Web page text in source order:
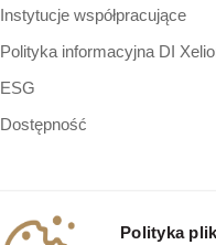
Polityka
Instytucje współpracujące
Polityka informacyjna DI
ESG
Dostępność